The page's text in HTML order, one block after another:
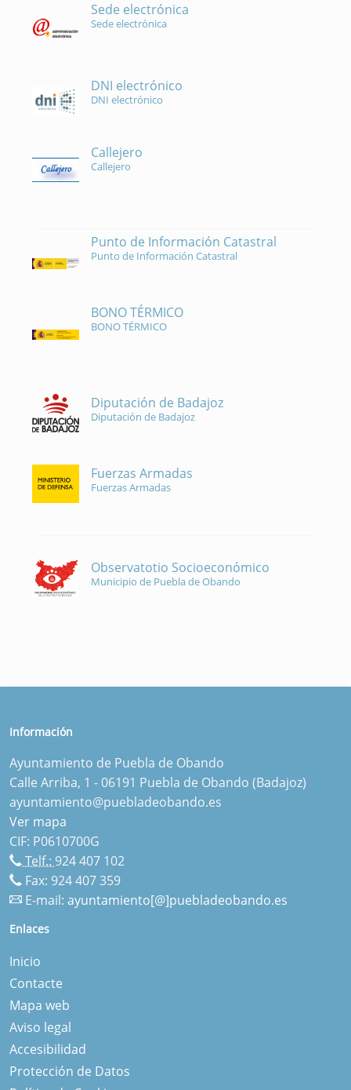
Sede electrónica
Sede electrónica
DNI electrónico
DNI electrónico
Callejero
Callejero
Punto de Información Catastral
Punto de Información Catastral
BONO TÉRMICO
BONO TÉRMICO
Diputación de Badajoz
Diputación de Badajoz
Fuerzas Armadas
Fuerzas Armadas
Observatotio Socioeconómico
Municipio de Puebla de Obando
Información
Ayuntamiento de Puebla de Obando
Calle Arriba, 1 - 06191 Puebla de Obando (Badajoz)
ayuntamiento@puebladeobando.es
Ver mapa
CIF: P0610700G
Telf.:924 407 102
Fax: 924 407 359
E-mail: ayuntamiento[@]puebladeobando.es
Enlaces
Inicio
Contacte
Mapa web
Aviso legal
Accesibilidad
Protección de Datos